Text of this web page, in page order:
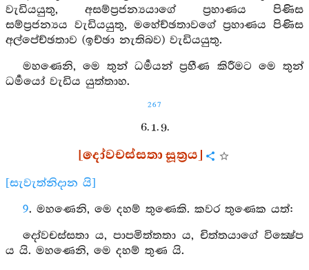
වැඩියයුතු, අසම්ප්‍රජන්‍යයාගේ ප්‍රහාණය පිණිස
සම්ප්‍රජන්‍යය වැඩියයුතු, මහේච්ඡතාවගේ ප්‍රහාණය පිණිස
අල්පේච්ඡතාව (ඉච්ඡා නැතිබව) වැඩියයුතු.
මහණෙනි, මෙ තුන් ධර්‍මයන් ප්‍රහීණ කිරීමට මෙ තුන්
ධර්‍මයෝ වැඩිය යුත්තාහ.
267
6. 1. 9.
[දෝවචස්සතා සූත්‍රය]
[සැවැත්නිදාන යි]
9. මහණෙනි, මෙ දහම් තුණෙකි. කවර තුණෙක යත්:
දෝවචස්සතා ය, පාපමිත්තතා ය, චිත්තයාගේ වික්‍ෂේප
ය යි. මහණෙනි, මෙ දහම් තුණ යි.